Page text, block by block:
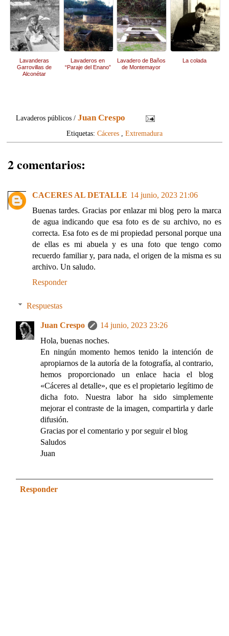
Lavanderas
Garrovillas de
Alconétar
Lavaderos en
“Paraje del Enano”
Lavadero de Baños
de Montemayor
La colada
Lavaderos públicos /Juan Crespo
Etiquetas: Cáceres Extremadura
2 comentarios:
CACERES AL DETALLE 14 junio, 2023 21:06
Buenas tardes. Gracias por enlazar mi blog pero la marca
de agua indicando que esa foto es de su archivo, no es
correcta. Esa foto es de mi propiedad personal porque una
de ellas es mi abuela y es una foto que tengo como
recuerdo familiar y, para nada, el origen de la misma es su
archivo. Un saludo.
Responder
Respuestas
Juan Crespo
14 junio, 2023 23:26
Hola, buenas noches.
En ningún momento hemos tenido la intención de
apropiarnos de la autoría de la fotografía, al contrario,
hemos proporcionado un enlace hacia el blog
«Cáceres al detalle», que es el propietario legítimo de
dicha foto. Nuestra labor ha sido simplemente
mejorar el contraste de la imagen, compartirla y darle
difusión.
Gracias por el comentario y por seguir el blog
Saludos
Juan
Responder